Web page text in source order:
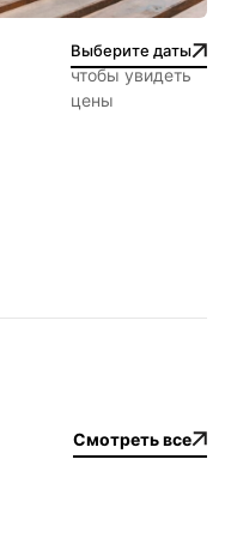
Выберите даты
чтобы увидеть
цены
Смотреть все